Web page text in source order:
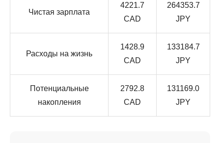
Чистая зарплата
4221.7
CAD
264353.7
JPY
Расходы на жизнь
1428.9
CAD
133184.7
JPY
Потенциальные
накопления
2792.8
CAD
131169.0
JPY